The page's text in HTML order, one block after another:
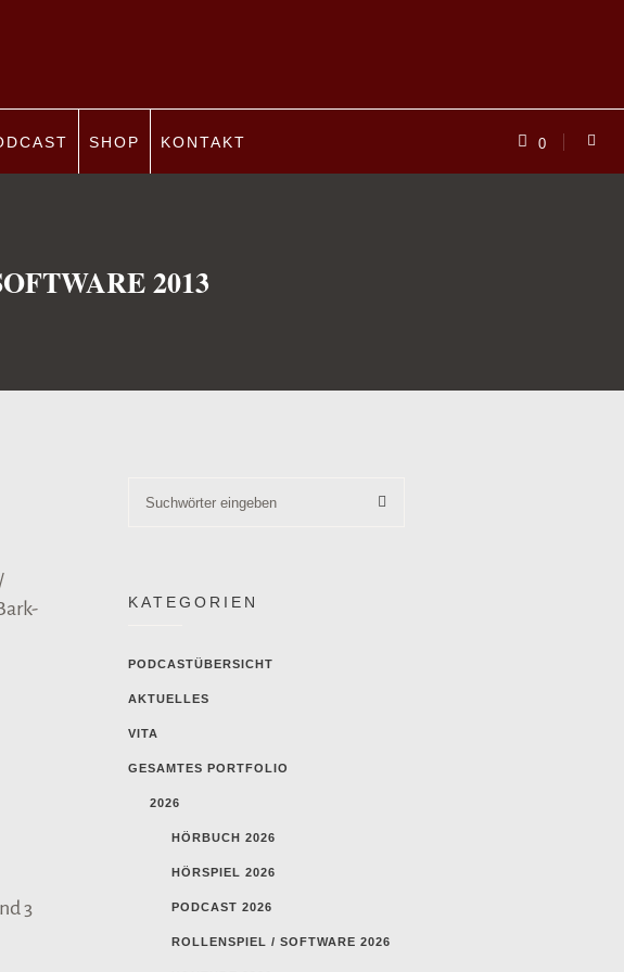
0
SHOP KONTAKT
2013
3
KATEGORIEN
PODCASTÜBERSICHT
AKTUELLES
VITA
GESAMTES PORTFOLIO
2026
HÖRBUCH 2026
HÖRSPIEL 2026
PODCAST 2026
ROLLENSPIEL / SOFTWARE 2026